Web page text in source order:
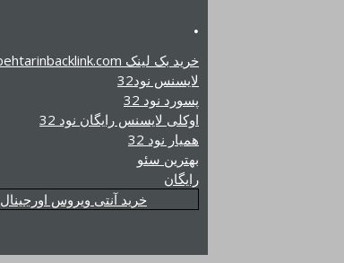
.
خرید بک لینک behtarinbacklink.com
لایسنس نود32
پسورد نود 32
اوکلی لایسنس رایگان نود 32
همیار نود 32
بهترین سئو
رایگان
خرید آنتی ویروس اورجینال